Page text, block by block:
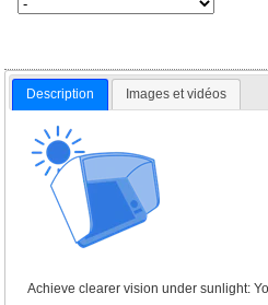
Description Images et vidéos
Achieve clearer vision under sunlight: